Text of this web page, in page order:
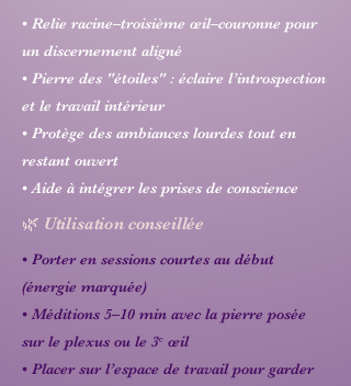
• Relie racine–troisième œil–couronne pour
un discernement aligné
• Pierre des "étoiles" : éclaire l’introspection
et le travail intérieur
• Protège des ambiances lourdes tout en
restant ouvert
• Aide à intégrer les prises de conscience
🌿 Utilisation conseillée
• Porter en sessions courtes au début
(énergie marquée)
• Méditions 5–10 min avec la pierre posée
sur le plexus ou le 3ᵉ œil
• Placer sur l’espace de travail pour garder